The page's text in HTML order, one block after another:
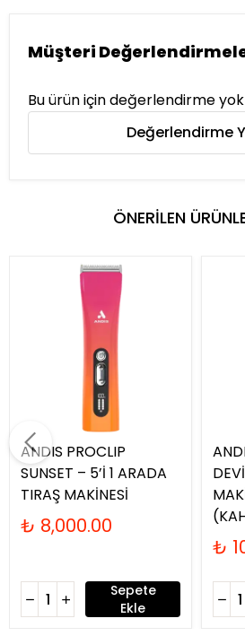
Müşteri
Bu ürün için değerlendirme yok
Değerlendirme
ÖNERİLEN
ANDIS PROCLIP
SUNSET – 5’İ 1 ARADA
TIRAŞ MAKİNESİ
₺ 8,000.00
Sepete
Ekle
₺